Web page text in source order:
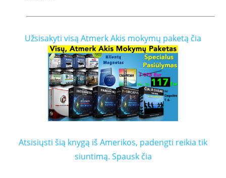
Užsisakyti visą Atmerk Akis mokymų paketą čia
Atsisiųsti šią knygą iš Amerikos, padengti reikia tik
siuntimą. Spausk čia